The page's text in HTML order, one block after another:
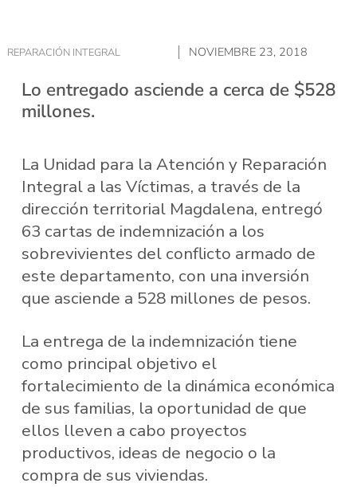
REPARACIÓN INTEGRAL NOVIEMBRE 23, 2018
Lo entregado asciende a cerca de $528
millones.
La Unidad para la Atención y Reparación
Integral a las Víctimas, a través de la
dirección territorial Magdalena, entregó
63 cartas de indemnización a los
sobrevivientes del conflicto armado de
este departamento, con una inversión
que asciende a 528 millones de pesos.
La entrega de la indemnización tiene
como principal objetivo el
fortalecimiento de la dinámica económica
de sus familias, la oportunidad de que
ellos lleven a cabo proyectos
productivos, ideas de negocio o la
compra de sus viviendas.